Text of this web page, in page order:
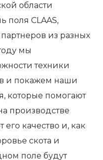
области
поля CLAAS,
из разных
мы
техники
и покажем наши
которые помогают
производстве
качество и, как
скота и
поле будут